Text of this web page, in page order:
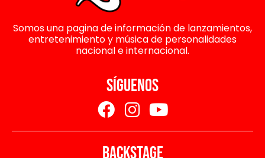
Somos una pagina de información de lanzamientos,
entretenimiento y música de personalidades
nacional e internacional.
SÍGUENOS
BACKSTAGE